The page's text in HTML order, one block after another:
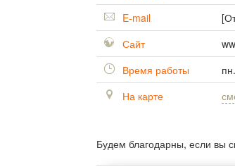
E-mail
Сайт
Время работы
На карте
Будем благодарны, если вы